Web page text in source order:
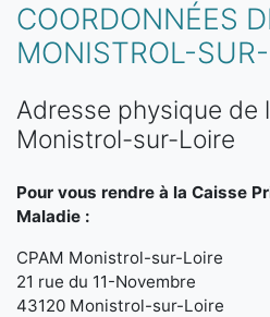
COORDONNÉES
MONISTROL-
Adresse physique de
Monistrol-sur-Loire
Pour vous rendre à la Caisse
Maladie :
CPAM Monistrol-sur-Loire
21 rue du 11-Novembre
43120 Monistrol-sur-Loire